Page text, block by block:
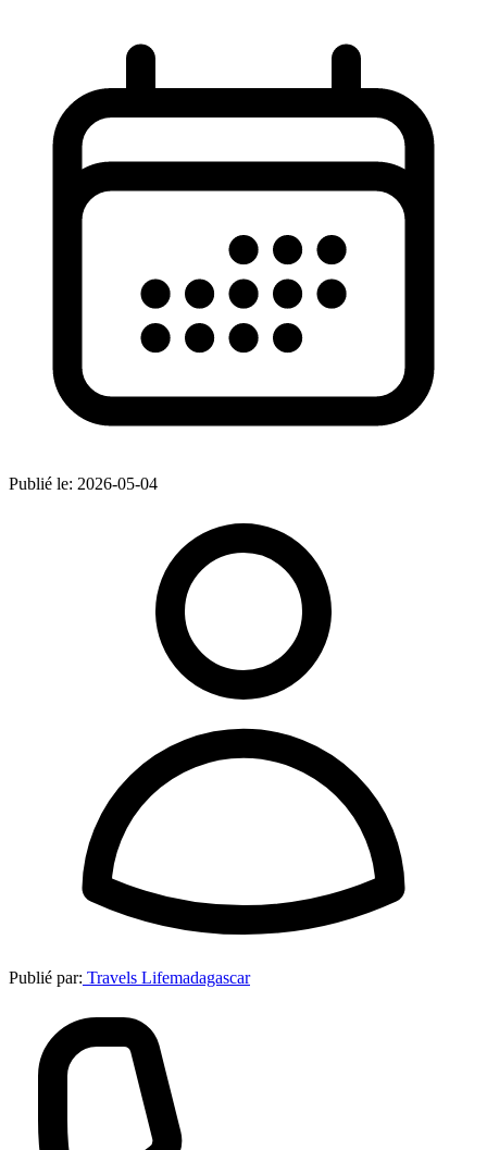
Publié le: 2026-05-04
Publié par: Travels Lifemadagascar